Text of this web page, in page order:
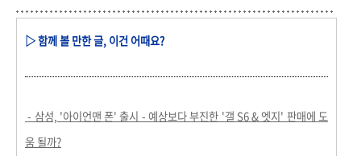
▷ 함께 볼 만한 글, 이건 어때요?
- 삼성, '아이언맨 폰' 출시 - 예상보다 부진한 '갤 S6 & 엣지' 판매에 도
움 될까?